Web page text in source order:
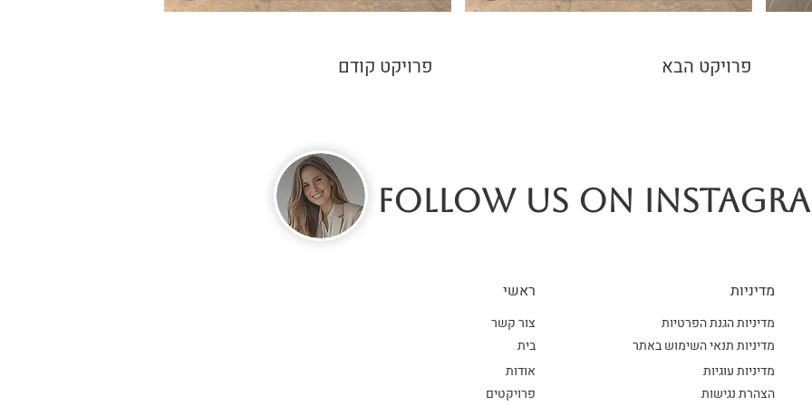
פרויקט הבא פרויקט קודם
FOLLOW US ON
מדיניות ראשי
מדיניות הגנת הפרטיות
צור קשר
מדיניות תנאי השימוש באתר
בית
מדיניות עוגיות
אודות
הצהרת נגישות
פרויקטים